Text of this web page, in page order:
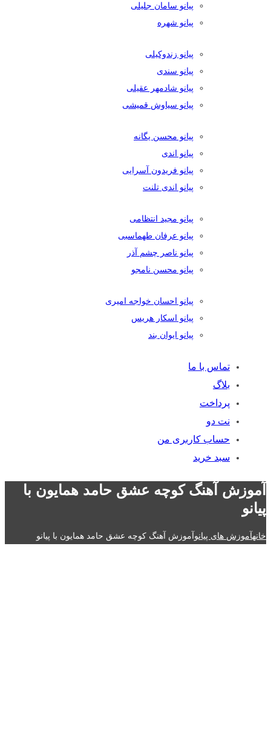
پیانو سامان جلیلی
پیانو شهره
پیانو زندوکیلی
پیانو سندی
پیانو شادمهر عقیلی
پیانو سیاوش قمیشی
پیانو محسن یگانه
پیانو اندی
پیانو فریدون آسرایی
پیانو اندی تلنت
پیانو مجید انتظامی
پیانو عرفان طهماسبی
پیانو ناصر چشم آذر
پیانو محسن نامجو
پیانو احسان خواجه امیری
پیانو اسکار هریس
پیانو ایوان بند
تماس با ما
بلاگ
پرداخت
نت دو
حساب کاربری من
سبد خرید
آموزش آهنگ کوچه عشق حامد همایون با
پیانو
خانهآموزش های پیانوآموزش آهنگ کوچه عشق حامد همایون با پیانو